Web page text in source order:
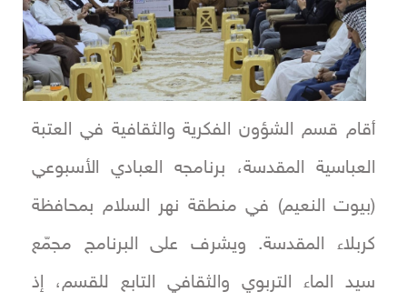
أقام قسم الشؤون الفكرية والثقافية في العتبة
العباسية المقدسة، برنامجه العبادي الأسبوعي
(بيوت النعيم) في منطقة نهر السلام بمحافظة
كربلاء المقدسة. ويشرف على البرنامج مجمّع
سيد الماء التربوي والثقافي التابع للقسم، إذ